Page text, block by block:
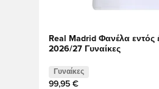
Real Madrid Φανέλα εντός
2026/27 Γυναίκες
Γυναίκες
99,95 €